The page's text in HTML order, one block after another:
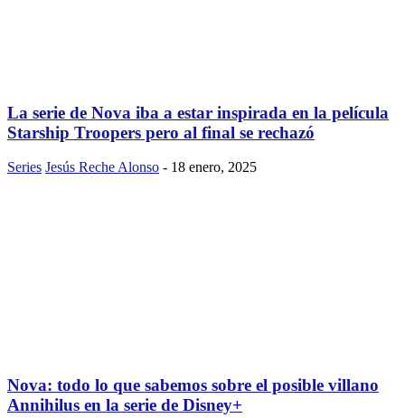
La serie de Nova iba a estar inspirada en la película
Starship Troopers pero al final se rechazó
Series Jesús Reche Alonso - 18 enero, 2025
Nova: todo lo que sabemos sobre el posible villano
Annihilus en la serie de Disney+